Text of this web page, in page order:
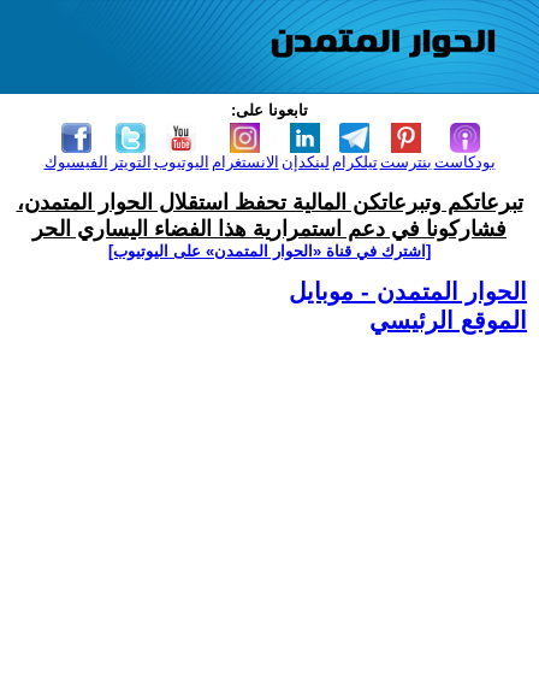
تابعونا على:
الفيسبوك التويتر اليوتيوب الانستغرام لينكدإن تيلكرامبنترست بودكاست
تبرعاتكم وتبرعاتكن المالية تحفظ استقلال الحوار المتمدن،
فشاركونا في دعم استمرارية هذا الفضاء اليساري الحر
[اشترك في قناة ‫«الحوار المتمدن» على اليوتيوب]
الحوار المتمدن - موبايل
الموقع الرئيسي